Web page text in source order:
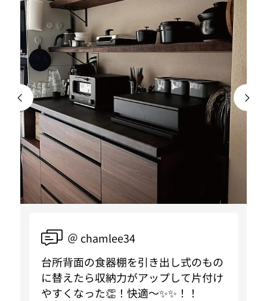
＠ chamlee34
台所背面の食器棚を引き出し式のもの
に替えたら収納力がアップして片付け
やすくなった👏！快適〜✨✨！！